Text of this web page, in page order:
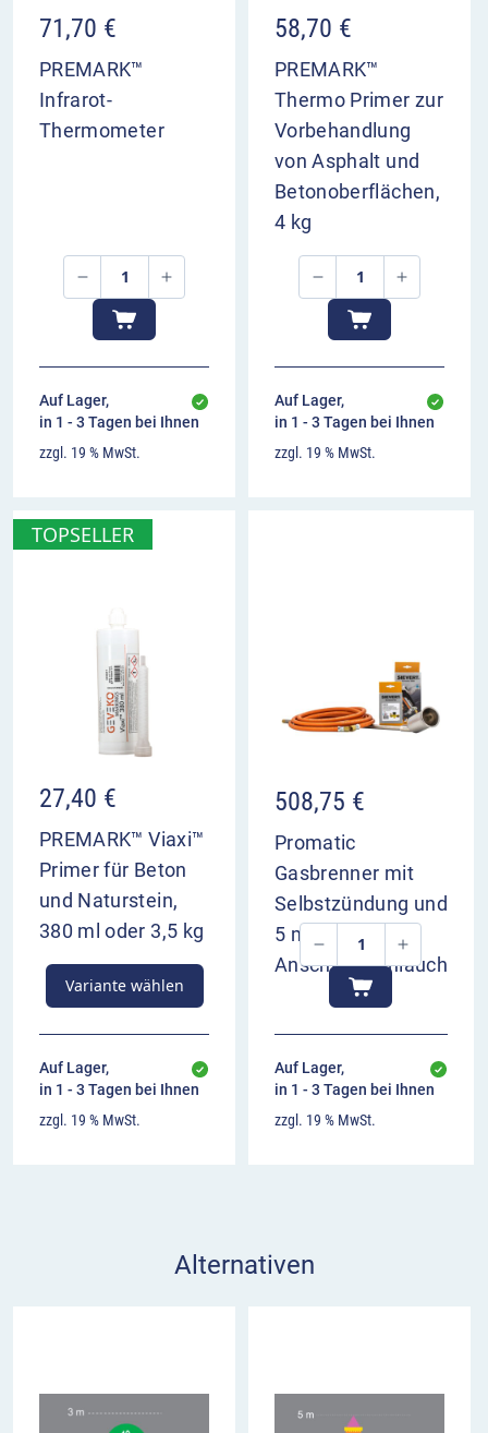
Erfahren Sie in dieser Videoanleitung, wie
Sie die DecoMark™ Hüpfspiele Himmel &
Hölle – Wolke/Sonne aufbrennen
Video-
Player
00:00 00:00
71,70 €
PREMARK™
Infrarot-
Thermometer
Auf Lager,
in 1 - 3 Tagen bei Ihnen
zzgl. 19 % MwSt.
58,70 €
PREMARK™
Thermo Primer zur
Vorbehandlung
von Asphalt und
Betonoberflächen,
4 kg
Auf Lager,
in 1 - 3 Tagen bei Ihnen
zzgl. 19 % MwSt.
TOPSELLER
27,40 €
PREMARK™ Viaxi™
Primer für Beton
und Naturstein,
380 ml oder 3,5 kg
Variante wählen
Auf Lager,
in 1 - 3 Tagen bei Ihnen
zzgl. 19 % MwSt.
508,75 €
Promatic
Gasbrenner mit
Selbstzündung und
5 m
Anschlussschlauch
Auf Lager,
in 1 - 3 Tagen bei Ihnen
zzgl. 19 % MwSt.
Alternativen